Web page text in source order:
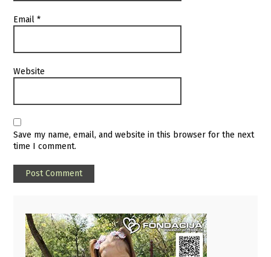
Email*
Website
Save my name, email, and website in this browser for the next
time I comment.